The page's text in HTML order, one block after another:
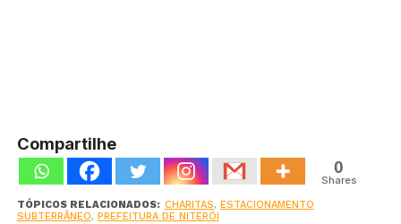
Compartilhe
0
Shares
TÓPICOS RELACIONADOS: CHARITAS, ESTACIONAMENTO
SUBTERRÂNEO, PREFEITURA DE NITERÓI